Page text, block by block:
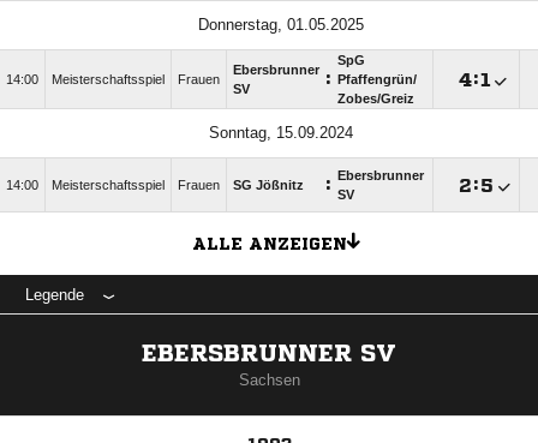
Donnerstag, 01.05.2025
14:00 Meisterschaftsspiel Frauen
Ebersbrunner
SV
:
SpG
Pfaffengrün/​
Zobes/​Greiz
:
Sonntag, 15.09.2024
14:00 Meisterschaftsspiel Frauen SG Jößnitz :
Ebersbrunner
SV
:
ALLE ANZEIGEN
Legende
EBERSBRUNNER SV
Sachsen